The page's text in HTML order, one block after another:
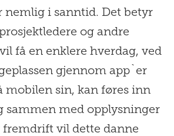
nemlig i sanntid. Det betyr
og andre
få en enklere hverdag, ved
gjennom app`er
mobilen sin, kan føres inn
sammen med opplysninger
vil dette danne